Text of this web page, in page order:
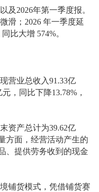
以及2026年第一季度报。
滑；2026 年一季度延
比大增 574%。
营业总收入91.33亿
，同比下降13.78%，
资产总计为39.62亿
方面，经营活动产生的
、提供劳务收到的现金
铺货模式，凭借铺货赛